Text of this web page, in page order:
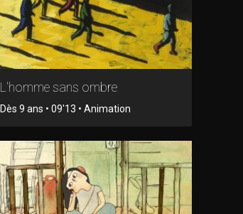
L'homme sans ombre
Dès 9 ans • 09'13 • Animation